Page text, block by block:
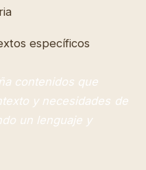
específicos
contenidos que
y necesidades de
un lenguaje y